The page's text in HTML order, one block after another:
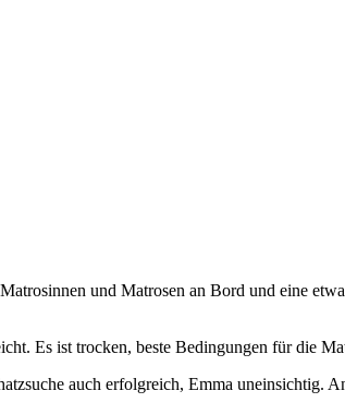
und Matrosen an Bord und eine
Es ist trocken, beste Bedingungen für die
auch erfolgreich, Emma uneinsichtig.